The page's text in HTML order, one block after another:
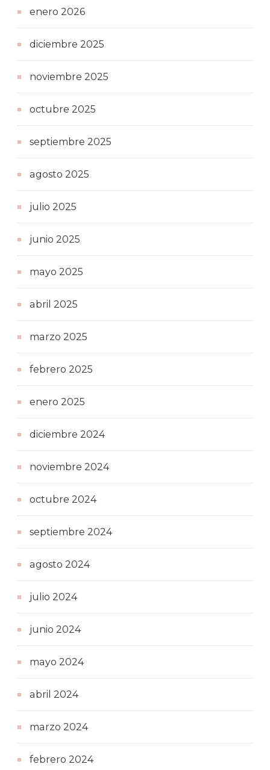
enero 2026
diciembre 2025
noviembre 2025
octubre 2025
septiembre 2025
agosto 2025
julio 2025
junio 2025
mayo 2025
abril 2025
marzo 2025
febrero 2025
enero 2025
diciembre 2024
noviembre 2024
octubre 2024
septiembre 2024
agosto 2024
julio 2024
junio 2024
mayo 2024
abril 2024
marzo 2024
febrero 2024